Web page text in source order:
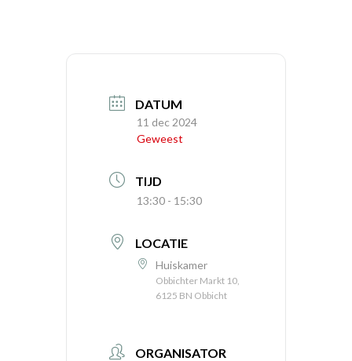
DATUM
11 dec 2024
Geweest
TIJD
13:30 - 15:30
LOCATIE
Huiskamer
Obbichter Markt 10,
6125 BN Obbicht
ORGANISATOR